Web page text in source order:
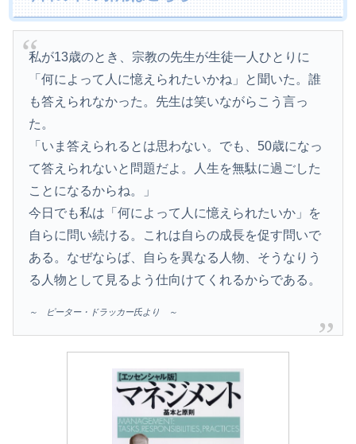
私が13歳のとき、宗教の先生が生徒一人ひとりに
「何によって人に憶えられたいかね」と聞いた。誰
も答えられなかった。先生は笑いながらこう言っ
た。
「いま答えられるとは思わない。でも、50歳になっ
て答えられないと問題だよ。人生を無駄に過ごした
ことになるからね。」
今日でも私は「何によって人に憶えられたいか」を
自らに問い続ける。これは自らの成長を促す問いで
ある。なぜならば、自らを異なる人物、そうなりう
る人物として見るよう仕向けてくれるからである。
～ ピーター・ドラッカー氏より ～